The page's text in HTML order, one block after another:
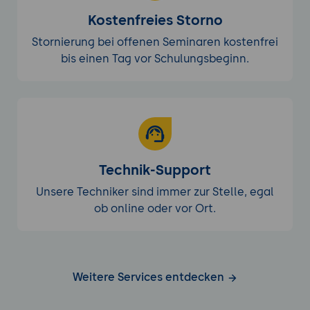
16. Gesamtprojekt und Peer-Review
Die Bausteine zu einer Ende-zu-Ende-
Pipeline zusammenführen
Praxis-Übung (Peer-Review):
vollständige Modul-Pipeline einer anderen
Teststrategie, Qualitäts-Gates,
Versionierung, Signierung und
Veröffentlichung prüfen und die
Kostenfreies Storno
Stornierung bei offenen Seminaren kostenfrei
bis einen Tag vor Schulungsbeginn.
Technik-Support
Unsere Techniker sind immer zur Stelle, egal
ob online oder vor Ort.
Weitere Services entdecken